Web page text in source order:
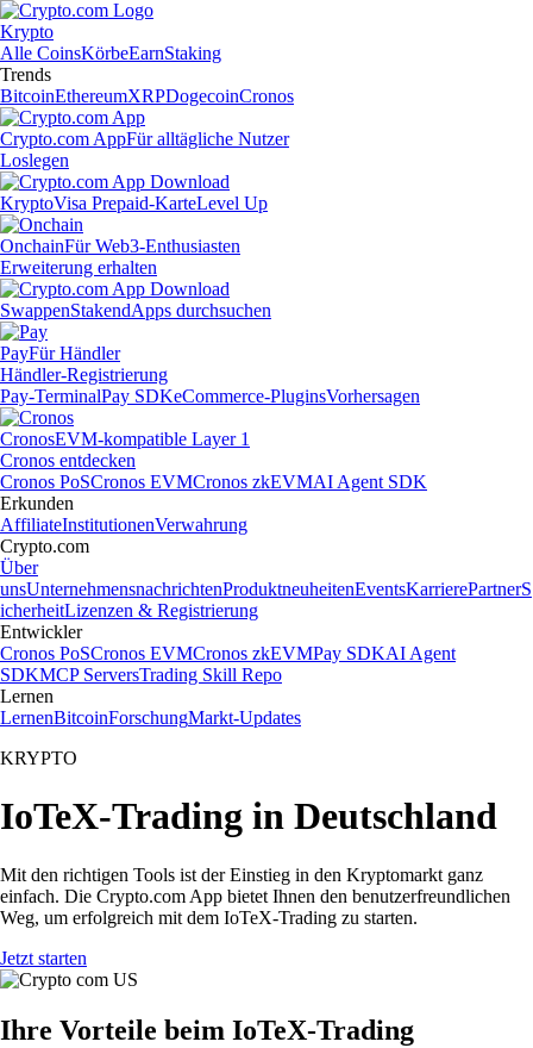
Krypto
Alle CoinsKörbeEarnStaking
Trends
BitcoinEthereumXRPDogecoinCronos
Crypto.com AppFür alltägliche Nutzer
Loslegen
KryptoVisa Prepaid-KarteLevel Up
OnchainFür Web3-Enthusiasten
Erweiterung erhalten
SwappenStakendApps durchsuchen
PayFür Händler
Händler-Registrierung
Pay-TerminalPay SDKeCommerce-PluginsVorhersagen
CronosEVM-kompatible Layer 1
Cronos entdecken
Cronos PoSCronos EVMCronos zkEVMAI Agent SDK
Erkunden
AffiliateInstitutionenVerwahrung
Crypto.com
Über
unsUnternehmensnachrichtenProduktneuheitenEventsKarrierePartnerS
icherheitLizenzen & Registrierung
Entwickler
Cronos PoSCronos EVMCronos zkEVMPay SDKAI Agent
SDKMCP ServersTrading Skill Repo
Lernen
LernenBitcoinForschungMarkt-Updates
KRYPTO
IoTeX-Trading in Deutschland
Mit den richtigen Tools ist der Einstieg in den Kryptomarkt ganz
einfach. Die Crypto.com App bietet Ihnen den benutzerfreundlichen
Weg, um erfolgreich mit dem IoTeX-Trading zu starten.
Jetzt starten
Ihre Vorteile beim IoTeX-Trading